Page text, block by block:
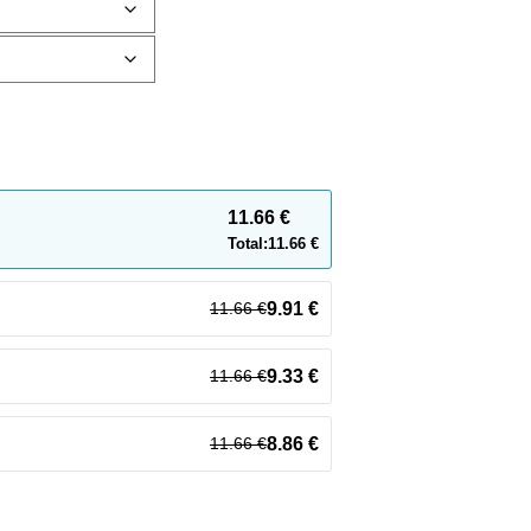
11.66 €
Total:11.66 €
11.66€9.91 €
11.66€9.33 €
11.66€8.86 €